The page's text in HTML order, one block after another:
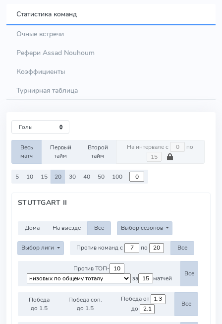
Статистика команд
Очные встречи
Рефери Assad Nouhoum
Коэффициенты
Турнирная таблица
Весь
матч
Первый
тайм
Второй
тайм
На интервале с по
5 10 15 20 30 40 50 100
STUTTGART II
Дома На выезде Все Выбор сезонов
Выбор лиги Против команд с по Все
Против ТОП-
за
матчей
Все
Победа
до 1.5
Победа соп.
до 1.5
Победа от
до
Все